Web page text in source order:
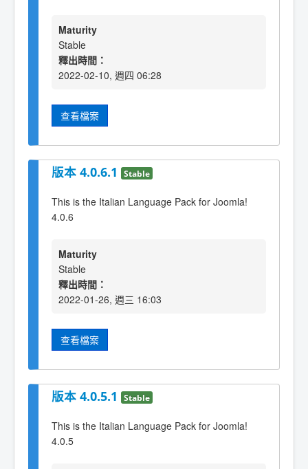
Maturity
Stable
釋出時間：
2022-02-10, 週四 06:28
查看檔案
版本 4.0.6.1 Stable
This is the Italian Language Pack for Joomla!
4.0.6
Maturity
Stable
釋出時間：
2022-01-26, 週三 16:03
查看檔案
版本 4.0.5.1 Stable
This is the Italian Language Pack for Joomla!
4.0.5